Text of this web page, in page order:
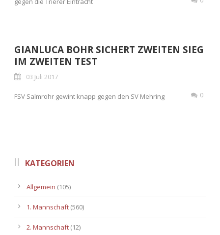
GIANLUCA BOHR SICHERT ZWEITEN SIEG
IM ZWEITEN TEST
03 Juli 2017
FSV Salmrohr gewint knapp gegen den SV Mehring 0
KATEGORIEN
Allgemein (105)
1. Mannschaft (560)
2. Mannschaft (12)